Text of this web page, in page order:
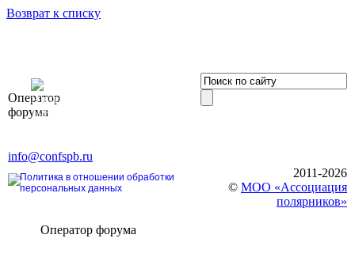
Возврат к списку
Оператор
форума
Элит»
196191, г. Санкт-Петербург,
info@confspb.ru
Политика в отношении обработки
персональных данных
2011-2026
© МОО «Ассоциация
полярников»
Оператор форума